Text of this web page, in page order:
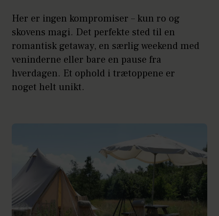
Her er ingen kompromiser – kun ro og
skovens magi. Det perfekte sted til en
romantisk getaway, en særlig weekend med
veninderne eller bare en pause fra
hverdagen. Et ophold i trætoppene er
noget helt unikt.